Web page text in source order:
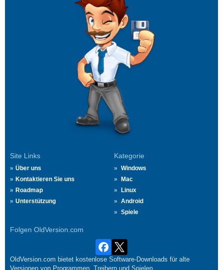
Site Links
Über uns
Kontaktieren Sie uns
Roadmap
Unterstützung
Kategorie
Windows
Mac
Linux
Android
Spiele
Folgen OldVersion.com
OldVersion.com bietet kostenlose Software-Downloads für alte
Versionen von Programmen, Treibern und Spielen.